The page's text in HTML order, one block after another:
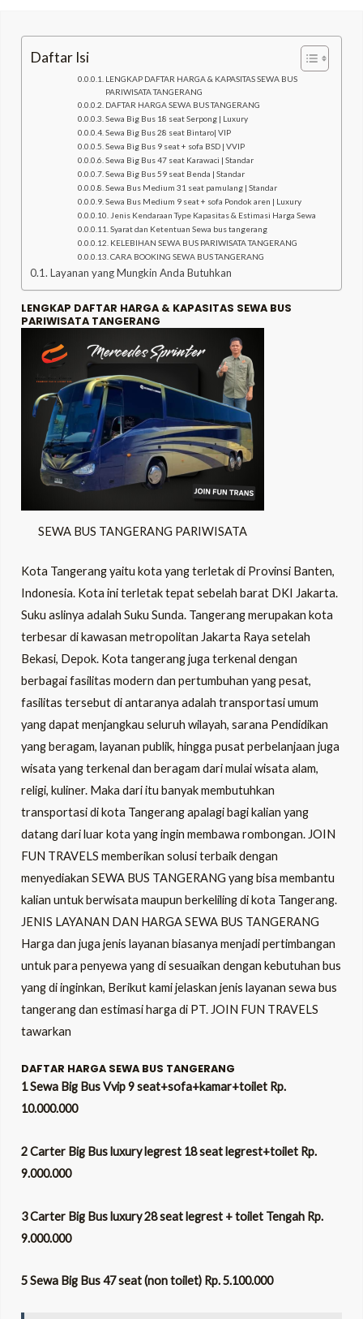
Daftar Isi
LENGKAP DAFTAR HARGA & KAPASITAS SEWA BUS
PARIWISATA TANGERANG
DAFTAR HARGA SEWA BUS TANGERANG
Sewa Big Bus 18 seat Serpong | Luxury
Sewa Big Bus 28 seat Bintaro| VIP
Sewa Big Bus 9 seat + sofa BSD | VVIP
Sewa Big Bus 47 seat Karawaci | Standar
Sewa Big Bus 59 seat Benda | Standar
Sewa Bus Medium 31 seat pamulang | Standar
Sewa Bus Medium 9 seat + sofa Pondok aren | Luxury
Jenis Kendaraan Type Kapasitas & Estimasi Harga Sewa
Syarat dan Ketentuan Sewa bus tangerang
KELEBIHAN SEWA BUS PARIWISATA TANGERANG
CARA BOOKING SEWA BUS TANGERANG
Layanan yang Mungkin Anda Butuhkan
LENGKAP DAFTAR HARGA & KAPASITAS SEWA BUS
PARIWISATA TANGERANG
SEWA BUS TANGERANG PARIWISATA
Kota Tangerang yaitu kota yang terletak di Provinsi Banten,
Indonesia. Kota ini terletak tepat sebelah barat DKI Jakarta.
Suku aslinya adalah Suku Sunda. Tangerang merupakan kota
terbesar di kawasan metropolitan Jakarta Raya setelah
Bekasi, Depok. Kota tangerang juga terkenal dengan
berbagai fasilitas modern dan pertumbuhan yang pesat,
fasilitas tersebut di antaranya adalah transportasi umum
yang dapat menjangkau seluruh wilayah, sarana Pendidikan
yang beragam, layanan publik, hingga pusat perbelanjaan juga
wisata yang terkenal dan beragam dari mulai wisata alam,
religi, kuliner. Maka dari itu banyak membutuhkan
transportasi di kota Tangerang apalagi bagi kalian yang
datang dari luar kota yang ingin membawa rombongan. JOIN
FUN TRAVELS memberikan solusi terbaik dengan
menyediakan SEWA BUS TANGERANG yang bisa membantu
kalian untuk berwisata maupun berkeliling di kota Tangerang.
JENIS LAYANAN DAN HARGA SEWA BUS TANGERANG
Harga dan juga jenis layanan biasanya menjadi pertimbangan
untuk para penyewa yang di sesuaikan dengan kebutuhan bus
yang di inginkan, Berikut kami jelaskan jenis layanan sewa bus
tangerang dan estimasi harga di PT. JOIN FUN TRAVELS
tawarkan
DAFTAR HARGA SEWA BUS TANGERANG
1 Sewa Big Bus Vvip 9 seat+sofa+kamar+toilet Rp.
10.000.000
2 Carter Big Bus luxury legrest 18 seat legrest+toilet Rp.
9.000.000
3 Carter Big Bus luxury 28 seat legrest + toilet Tengah Rp.
9.000.000
5 Sewa Big Bus 47 seat (non toilet) Rp. 5.100.000